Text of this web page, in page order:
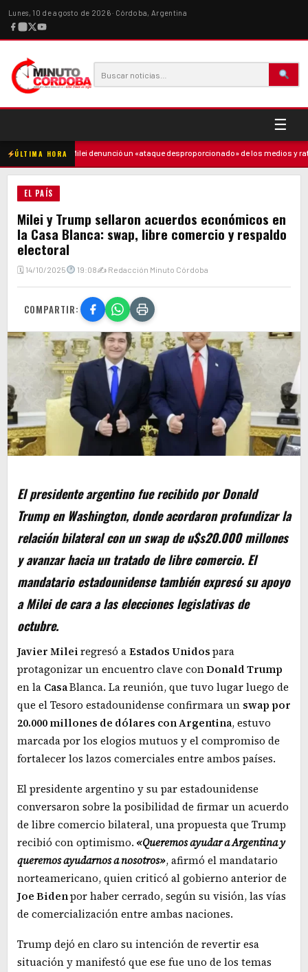
Lunes, 10 de agosto de 2026 · Córdoba, Argentina
☰
ÚLTIMA HORA
· Milei denunció un «ataque desproporcionado» de los medios y ratificó
EL PAÍS
Milei y Trump sellaron acuerdos económicos en
la Casa Blanca: swap, libre comercio y respaldo
electoral
🗓 14/10/2025 19:08✍ Redacción Minuto Córdoba
COMPARTIR:
El presidente argentino fue recibido por Donald
Trump en Washington, donde acordaron profundizar la
relación bilateral con un swap de u$s20.000 millones
y avanzar hacia un tratado de libre comercio. El
mandatario estadounidense también expresó su apoyo
a Milei de cara a las elecciones legislativas de
octubre.
Javier Mileiregresó aEstados Unidospara
protagonizar un encuentro clave conDonald Trump
en la CasaBlanca. La reunión, que tuvo lugar luego de
que el Tesoro estadounidense confirmara un swap por
20.000 millones de dólares con Argentina, estuvo
marcada por los elogios mutuos y el compromiso de
fortalecer los lazos comerciales entre ambos países.
El presidente argentino y su par estadounidense
conversaron sobre la posibilidad de firmar un acuerdo
de libre comercio bilateral, una propuesta que Trump
recibió con optimismo. «Queremos ayudar a Argentina y
queremos ayudarnos a nosotros», afirmó el mandatario
norteamericano, quien criticó al gobierno anterior de
Joe Bidenpor haber cerrado, según su visión, las vías
de comercialización entre ambas naciones.
Trump dejó en claro su intención de revertir esa
situación y manifestó que ese fue uno de los temas